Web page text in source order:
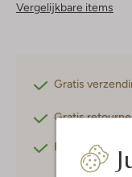
Vergelijkbare items
Gratis
Gratis
Betaal achteraf